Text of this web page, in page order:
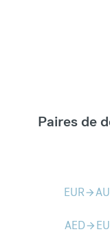
Paires de
EURarrow_forward
AEDarrow_forward